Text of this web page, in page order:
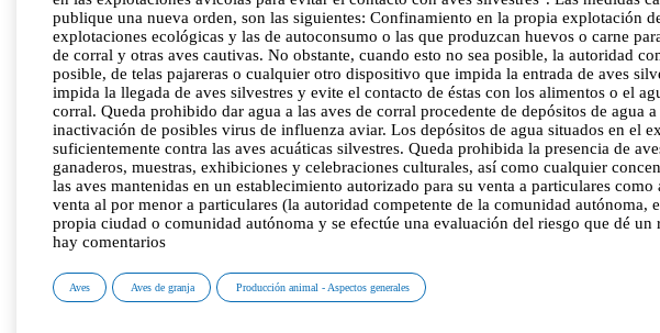
publique una nueva orden, son las siguientes: Confinamiento en la propia explotación
explotaciones ecológicas y las de autoconsumo o las que produzcan huevos o carne
de corral y otras aves cautivas. No obstante, cuando esto no sea posible, la autoridad
posible, de telas pajareras o cualquier otro dispositivo que impida la entrada de aves
impida la llegada de aves silvestres y evite el contacto de éstas con los alimentos o el
corral. Queda prohibido dar agua a las aves de corral procedente de depósitos de agua
inactivación de posibles virus de influenza aviar. Los depósitos de agua situados en el
suficientemente contra las aves acuáticas silvestres. Queda prohibida la presencia de
ganaderos, muestras, exhibiciones y celebraciones culturales, así como cualquier
las aves mantenidas en un establecimiento autorizado para su venta a particulares
venta al por menor a particulares (la autoridad competente de la comunidad
propia ciudad o comunidad autónoma y se efectúe una evaluación del riesgo que dé
hay comentarios
Aves Aves de granja Producción animal - Aspectos generales